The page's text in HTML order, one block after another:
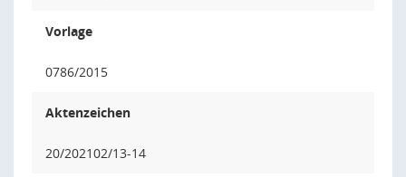
Vorlage
0786/2015
Aktenzeichen
20/202102/13-14